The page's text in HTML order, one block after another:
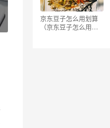
京东豆子怎么用划算
（京东豆子怎么用